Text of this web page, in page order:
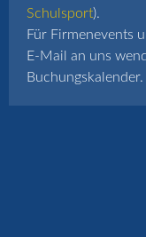
Schulsport).
Für Firmenevents
E-Mail an uns
Buchungskalender.